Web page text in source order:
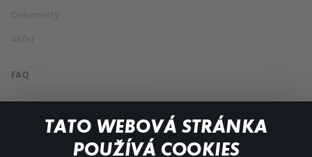
TATO WEBOVÁ STRÁNKA
POUŽÍVÁ COOKIES
Dokumenty
Akční
FAQ
Můj účet
Důležité odkazy